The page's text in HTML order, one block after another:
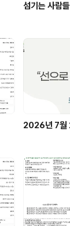
섬기는 사람들
2026년 7월